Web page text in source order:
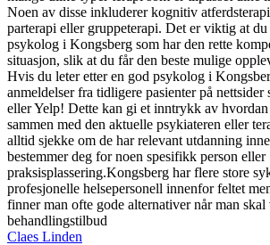
Noen av disse inkluderer kognitiv
parterapi eller gruppeterapi. Det er viktig at
psykolog i Kongsberg som har den rette
situasjon, slik at du får den beste mulige
Hvis du leter etter en god psykolog i
anmeldelser fra tidligere pasienter på
eller Yelp! Dette kan gi et inntrykk av hvordan
sammen med den aktuelle psykiateren eller
alltid sjekke om de har relevant utdanning
bestemmer deg for noen spesifikk person eller
praksisplassering.Kongsberg har flere store
profesjonelle helsepersonell innenfor feltet
finner man ofte gode alternativer når man
behandlingstilbud
Claes Linden